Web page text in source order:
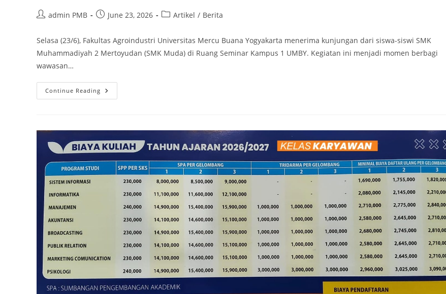
Postadmin PMB
PostJune 23, 2026
PostArtikel / Berita
Selasa (23/6), Fakultas Agroindustri Universitas Mercu Buana Yogyakarta menerima kunjungan dari siswa-siswi SMK
Muhammadiyah 2 Mertoyudan (SMK Muda) di Ruang Seminar Kampus 1 UMBY. Kegiatan ini menjadi momen berbagi
wawasan…
Continue Reading Kunjungan
Edukasi
Ke
Fakultas
Agroindustri
Universitas
Mercu
Buana
Yogyakarta